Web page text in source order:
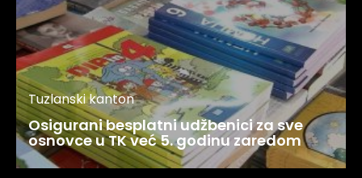
Tuzlanski kanton
Osigurani besplatni udžbenici za sve
osnovce u TK već 5. godinu zaredom